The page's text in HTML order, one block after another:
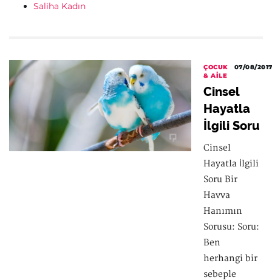
Saliha Kadın
ÇOCUK
& AILE
07/08/2017
Cinsel
Hayatla
İlgili Soru
Cinsel
Hayatla İlgili
Soru Bir
Havva
Hanımın
Sorusu: Soru:
Ben
herhangi bir
sebeple